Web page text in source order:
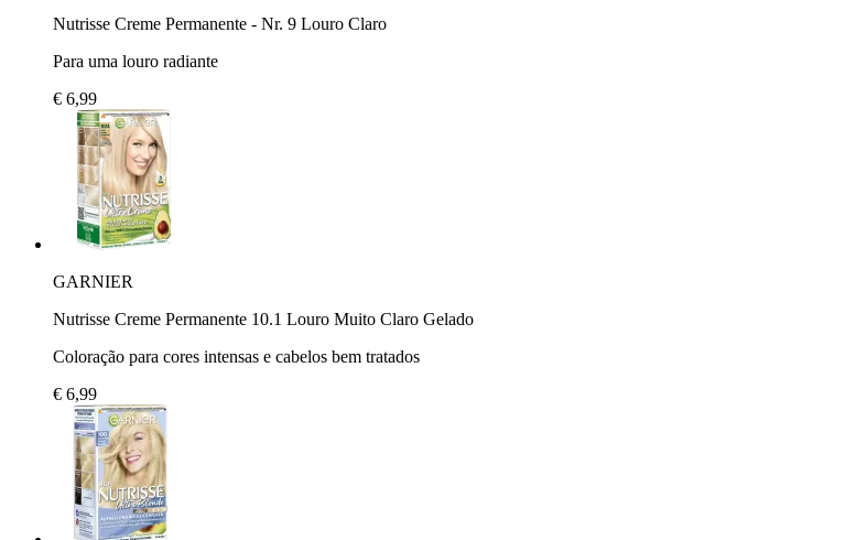
Nutrisse Creme Permanente - Nr. 9 Louro Claro
Para uma louro radiante
€ 6,99
GARNIER
Nutrisse Creme Permanente 10.1 Louro Muito Claro Gelado
Coloração para cores intensas e cabelos bem tratados
€ 6,99